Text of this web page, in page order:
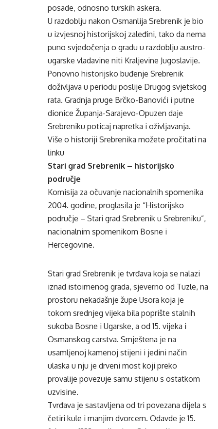
posade, odnosno turskih askera.
U razdoblju nakon Osmanlija Srebrenik je bio
u izvjesnoj historijskoj zaleđini, tako da nema
puno svjedočenja o gradu u razdoblju austro-
ugarske vladavine niti Kraljevine Jugoslavije.
Ponovno historijsko buđenje Srebrenik
doživljava u periodu poslije Drugog svjetskog
rata. Gradnja pruge Brčko-Banovići i putne
dionice Županja-Sarajevo-Opuzen daje
Srebreniku poticaj napretka i oživljavanja.
Više o historiji Srebrenika možete pročitati na
linku
Stari grad Srebrenik – historijsko
područje
Komisija za očuvanje nacionalnih spomenika
2004. godine, proglasila je “Historijsko
područje – Stari grad Srebrenik u Srebreniku”,
nacionalnim spomenikom Bosne i
Hercegovine.
Stari grad Srebrenik je tvrđava koja se nalazi
iznad istoimenog grada, sjeverno od Tuzle, na
prostoru nekadašnje župe Usora koja je
tokom srednjeg vijeka bila poprište stalnih
sukoba Bosne i Ugarske, a od 15. vijeka i
Osmanskog carstva. Smještena je na
usamljenoj kamenoj stijeni i jedini način
ulaska u nju je drveni most koji preko
provalije povezuje samu stijenu s ostatkom
uzvisine.
Tvrđava je sastavljena od tri povezana dijela s
četiri kule i manjim dvorcem. Odavde je 15.